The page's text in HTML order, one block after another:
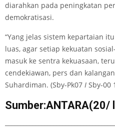
diarahkan pada peningkatan
demokratisasi.
“Yang jelas sistem kepartaian
luas, agar setiap kekuatan
masuk ke sentra kekuasaan,
cendekiawan, pers dan
Suhardiman. (Sby-Pk07 I Sby-00
Sumber:ANTARA(20/